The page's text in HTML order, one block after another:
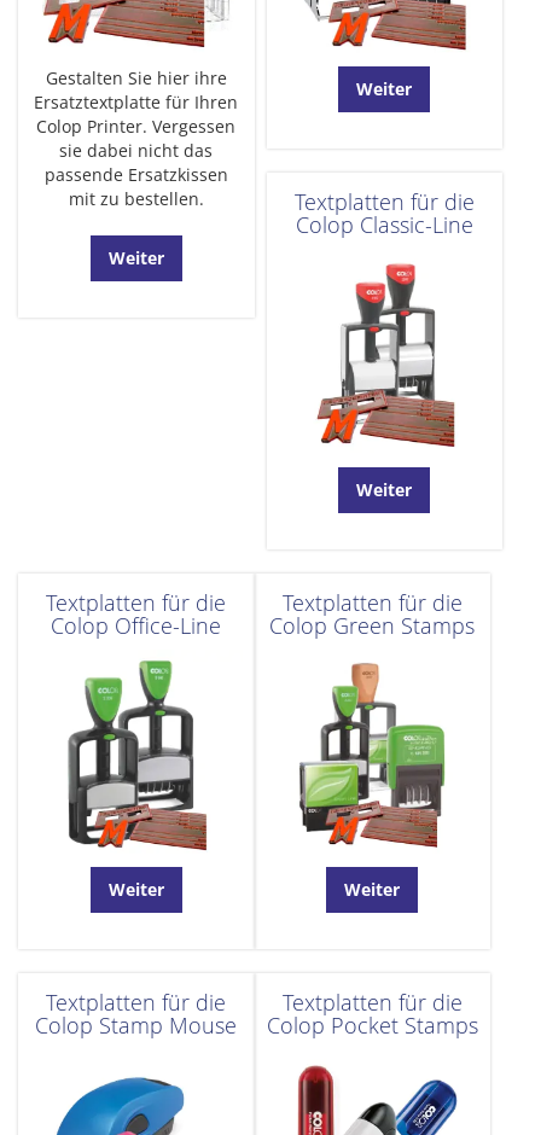
Gestalten Sie hier ihre
Ersatztextplatte für Ihren
Colop Printer. Vergessen
sie dabei nicht das
passende Ersatzkissen
mit zu bestellen.
Weiter
Weiter
Textplatten für die
Colop Classic-Line
Weiter
Textplatten für die
Colop Office-Line
Weiter
Textplatten für die
Colop Green Stamps
Weiter
Textplatten für die
Colop Stamp Mouse
Textplatten für die
Colop Pocket Stamps